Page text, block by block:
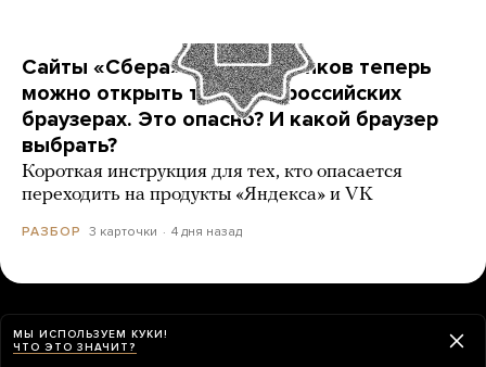
Сайты «Сбера» и других банков теперь
можно открыть только в российских
браузерах. Это опасно? И какой браузер
выбрать?
Короткая инструкция для тех, кто опасается
переходить на продукты «Яндекса» и VK
РАЗБОР 3 карточки 4 дня назад
МЫ ИСПОЛЬЗУЕМ КУКИ!
ЧТО ЭТО ЗНАЧИТ?